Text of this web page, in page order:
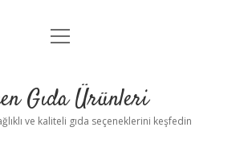
Anasayfa
Yasal Uyarı
menüyü
Gıda Ürünleri
ve kaliteli gıda seçeneklerini keşfedin